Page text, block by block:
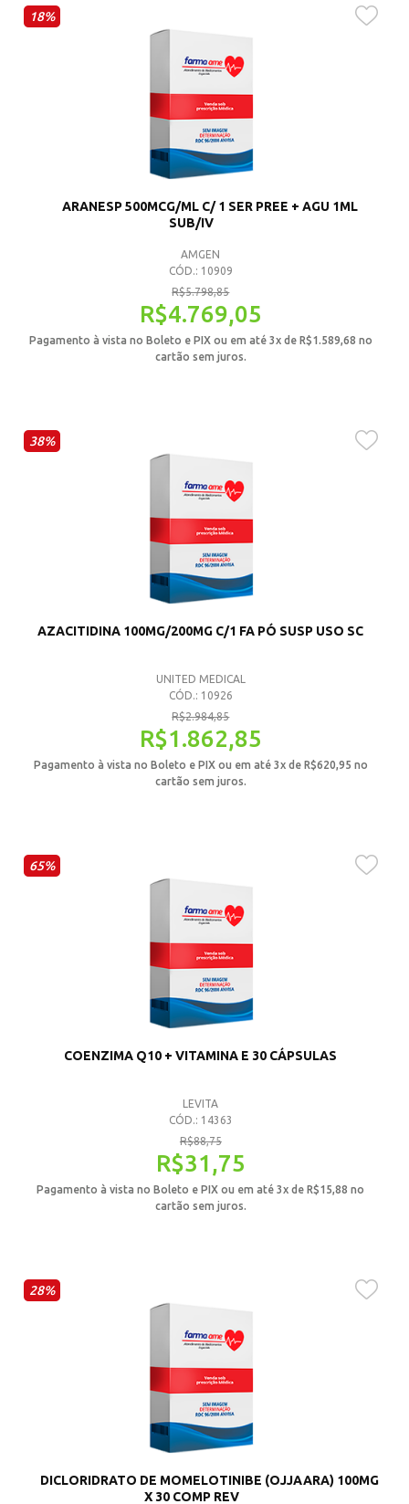
18%
ARANESP 500MCG/ML C/ 1 SER PREE + AGU 1ML
SUB/IV
AMGEN
CÓD.: 10909
R$5.798,85
R$4.769,05
Pagamento à vista no Boleto e PIX ou em até 3x de R$1.589,68 no
cartão sem juros.
38%
AZACITIDINA 100MG/200MG C/1 FA PÓ SUSP USO SC
UNITED MEDICAL
CÓD.: 10926
R$2.984,85
R$1.862,85
Pagamento à vista no Boleto e PIX ou em até 3x de R$620,95 no
cartão sem juros.
65%
COENZIMA Q10 + VITAMINA E 30 CÁPSULAS
LEVITA
CÓD.: 14363
R$88,75
R$31,75
Pagamento à vista no Boleto e PIX ou em até 3x deR$15,88 no
cartão sem juros.
28%
DICLORIDRATO DE MOMELOTINIBE (OJJAARA) 100MG
X 30 COMP REV